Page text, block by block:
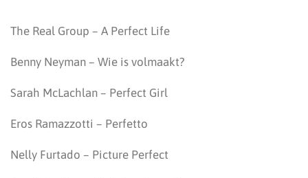
The Real Group – A Perfect Life
Benny Neyman – Wie is volmaakt?
Sarah McLachlan – Perfect Girl
Eros Ramazzotti – Perfetto
Nelly Furtado – Picture Perfect